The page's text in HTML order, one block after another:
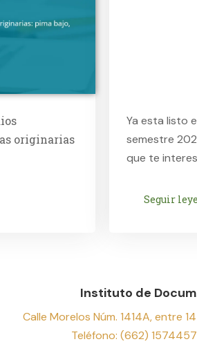
originarias
Ya esta listo
semestre
que te
Seguir
Instituto de
Calle Morelos Núm. 1414A, entre
Teléfono: (662)